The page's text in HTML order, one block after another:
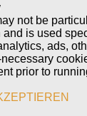
not be
is used
ads,
prior to